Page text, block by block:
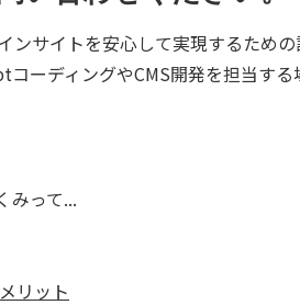
サイトを安心して実現するため
ーディングやCMS開発を担当す
みって...
リット